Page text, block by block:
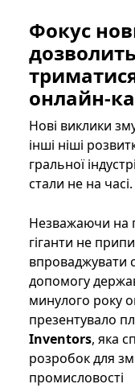
Фокус
онлайн-
Нові виклики
інші ніші
гральної
стали не на часі.
Незважаючи на
гіганти не
впроваджувати
допомогу
минулого року
презентувало
Inventors, яка
розробок для
промисловості